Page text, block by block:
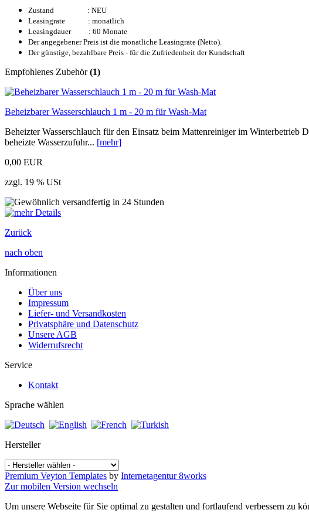
Zustand : NEU
Leasingrate : monatlich
Leasingdauer : 60 Monate
Der angegebener Preis ist die monatliche Leasingrate (Netto).
Der günstige, bezahlbare Preis - für die Zufriedenheit der Kundschaft
Empfohlenes Zubehör(1)
Beheizbarer Wasserschlauch 1 m - 20 m für Wash-Mat
Beheizter Wasserschlauch für den Einsatz beim Mattenreiniger im Winterbetrieb
beheizte Wasserzufuhr... [mehr]
0,00 EUR
zzgl. 19 % USt
Zurück
nach oben
Informationen
Über uns
Impressum
Liefer- und Versandkosten
Privatsphäre und Datenschutz
Unsere AGB
Widerrufsrecht
Service
Kontakt
Sprache wählen
Hersteller
Premium Veyton Templates by Internetagentur 8works
Zur mobilen Version wechseln
Um unsere Webseite für Sie optimal zu gestalten und fortlaufend verbessern zu